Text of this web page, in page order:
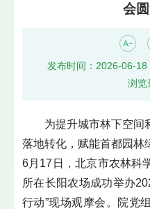
会
发布时间：2026-06-18
浏览
为提升城市林下空间
落地转化，赋能首都园林
6月17日，北京市农林科
所在长阳农场成功举办
行动”现场观摩会。院党